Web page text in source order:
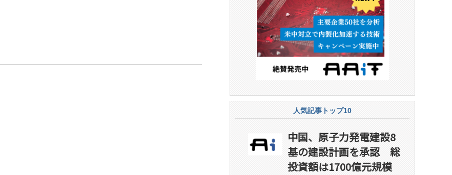
人気記事トップ10
中国、原子力発電建設8
基の建設計画を承認 総
投資額は1700億元規模